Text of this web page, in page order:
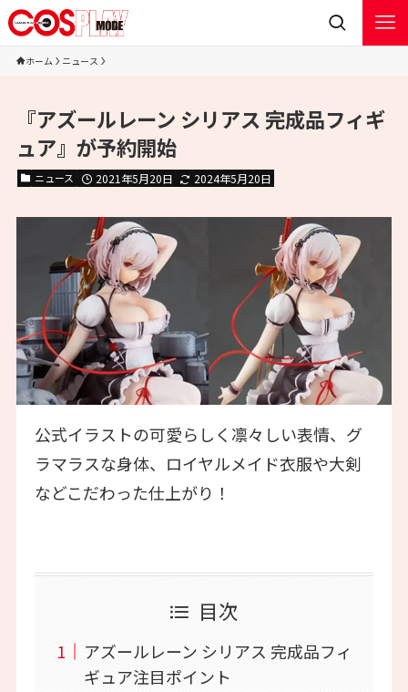
ホーム ニュース
『アズールレーン シリアス 完成品フィギ
ュア』が予約開始
ニュース 2021年5月20日 2024年5月20日
公式イラストの可愛らしく凛々しい表情、グ
ラマラスな身体、ロイヤルメイド衣服や大剣
などこだわった仕上がり！
目次
アズールレーン シリアス 完成品フィ
ギュア注目ポイント